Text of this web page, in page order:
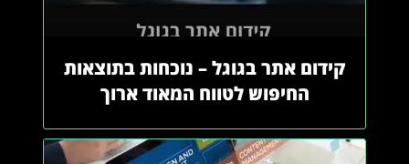
קידום אתר בגוגל – נוכחות בתוצאות
החיפוש לטווח המאוד ארוך